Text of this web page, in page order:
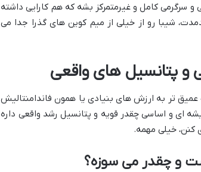
و سرگرمی کامل و غیرمتمرکز بشه که هم کارایی داشته
شیبا رو از خیلی از میم کوین های گذرا جدا می
و پتانسیل های واقعی
عمیق تر به ارزش های بنیادی یا همون فاندامنتالیش
ای و اساسی چقدر قویه و پتانسیل رشد واقعی داره
کنن، خیلی مهمه.
و چقدر می سوزه؟